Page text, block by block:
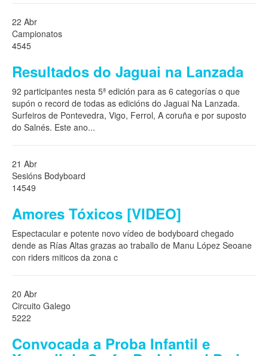
22 Abr
Campionatos
4545
Resultados do Jaguai na Lanzada
92 participantes nesta 5ª edición para as 6 categorías o que
supón o record de todas as edicións do Jaguai Na Lanzada.
Surfeiros de Pontevedra, Vigo, Ferrol, A coruña e por suposto
do Salnés. Este ano...
21 Abr
Sesións Bodyboard
14549
Amores Tóxicos [VIDEO]
Espectacular e potente novo vídeo de bodyboard chegado
dende as Rías Altas grazas ao traballo de Manu López Seoane
con riders miticos da zona c
20 Abr
Circuito Galego
5222
Convocada a Proba Infantil e